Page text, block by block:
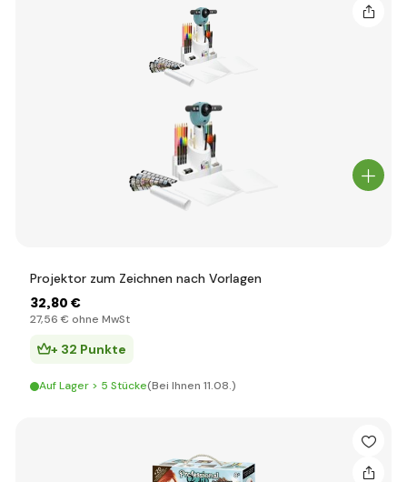
Projektor zum Zeichnen nach Vorlagen
32,80 €
27,56 € ohne MwSt
+ 32 Punkte
Auf Lager > 5 Stücke(Bei Ihnen 11.08.)